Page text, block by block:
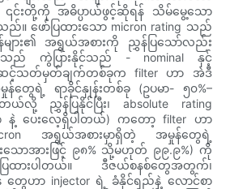
၎င်းတို့ကို အဓိပ္ပာယ်ဖွင့်ဆိုရန် သိမ်မွေ့သော
။ ဖော်ပြထားသော micron rating သည်
ျား၏ အရွယ်အစားကို ညွှန်ပြသော်လည်း
သည် ကွဲပြားနိုင်သည် - nominal နှင့်
ဆင့်သတ်မှတ်ချက်တစ်ခုက filter ဟာ အဲဒီ
တွေရဲ့ ရာခိုင်နှုန်းတစ်ခု (ဥပမာ- ၅၀%–
လို့ ညွှန်ပြနိုင်ပြီး၊ absolute rating
နဲ့ ပေးလေ့ရှိပါတယ်) ကတော့ filter ဟာ
အရွယ်အစားမှာရှိတဲ့ အမှုန်တွေရဲ့
ားသောအားဖြင့် ၉၈% သို့မဟုတ် ၉၉.၉%) ကို
ထားပါတယ်။ ဒီဇယ်စနစ်တွေအတွက်၊
တွေဟာ injector ရဲ့ ခံနိုင်ရည်နဲ့ လောင်စာ